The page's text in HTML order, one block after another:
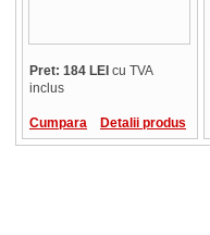
Pret: 184 LEI cu TVA
inclus
Cumpara Detalii produs